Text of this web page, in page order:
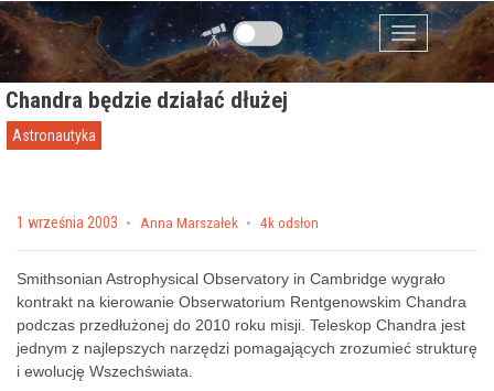
Przejdź do zawartości
Menu
Chandra będzie działać dłużej
Astronautyka
Posted on
1 września 2003 by Anna Marszałek 4k odsłon
Smithsonian Astrophysical Observatory in Cambridge wygrało
kontrakt na kierowanie Obserwatorium Rentgenowskim Chandra
podczas przedłużonej do 2010 roku misji. Teleskop Chandra jest
jednym z najlepszych narzędzi pomagających zrozumieć strukturę
i ewolucję Wszechświata.